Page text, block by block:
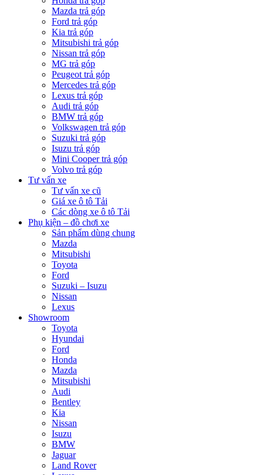
Mazda trả góp
Ford trả góp
Kia trả góp
Mitsubishi trả góp
Nissan trả góp
MG trả góp
Peugeot trả góp
Mercedes trả góp
Lexus trả góp
Audi trả góp
BMW trả góp
Volkswagen trả góp
Suzuki trả góp
Isuzu trả góp
Mini Cooper trả góp
Volvo trả góp
Tư vấn xe
Tư vấn xe cũ
Giá xe ô tô Tải
Các dòng xe ô tô Tải
Phụ kiện – đồ chơi xe
Sản phẩm dùng chung
Mazda
Mitsubishi
Toyota
Ford
Suzuki – Isuzu
Nissan
Lexus
Showroom
Toyota
Hyundai
Ford
Honda
Mazda
Mitsubishi
Audi
Bentley
Kia
Nissan
Isuzu
BMW
Jaguar
Land Rover